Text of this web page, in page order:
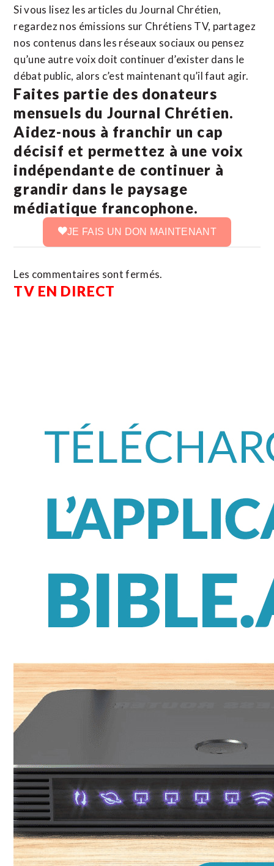
Si vous lisez les articles du Journal Chrétien,
regardez nos émissions sur Chrétiens TV, partagez
nos contenus dans les réseaux sociaux ou pensez
qu’une autre voix doit continuer d’exister dans le
débat public, alors c’est maintenant qu’il faut agir.
Faites partie des donateurs
mensuels du Journal Chrétien.
Aidez-nous à franchir un cap
décisif et permettez à une voix
indépendante de continuer à
grandir dans le paysage
médiatique francophone.
JE FAIS UN DON MAINTENANT
Les commentaires sont fermés.
TV EN DIRECT